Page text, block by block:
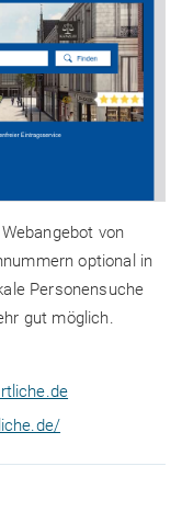
von
optional in
Personensuche
gut möglich.